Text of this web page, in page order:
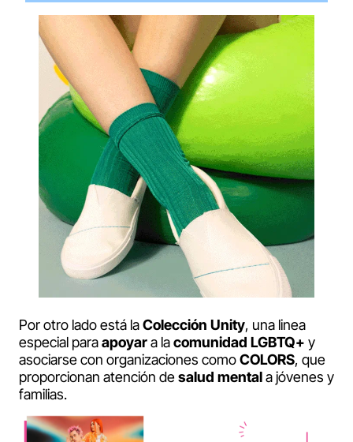
Por otro lado está laColección Unity, una linea
especial paraapoyara lacomunidad LGBTQ+ y
asociarse con organizaciones comoCOLORS, que
proporcionan atención desalud mentala jóvenes y
familias.